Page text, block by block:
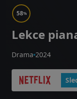
58%
Lekce
Drama 2024